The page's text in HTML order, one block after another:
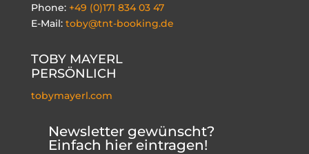
Phone: +49 (0)171 834 03 47
E-Mail: toby@tnt-booking.de
TOBY MAYERL
PERSÖNLICH
tobymayerl.com
Newsletter gewünscht?
Einfach hier eintragen!